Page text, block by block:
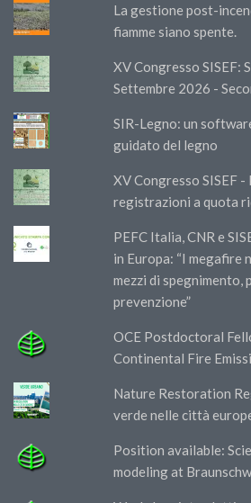
La gestione post-
fiamme siano spente.
XV Congresso SISEF:
Settembre 2026 -
SIR-Legno: un
guidato del legno
XV Congresso SISEF
registrazioni a quota
PEFC Italia, CNR e
in Europa: “I megafire
mezzi di spegnimento,
prevenzione”
OCE Postdoctoral
Continental Fire
Nature Restoration
verde nelle città
Position available:
modeling at